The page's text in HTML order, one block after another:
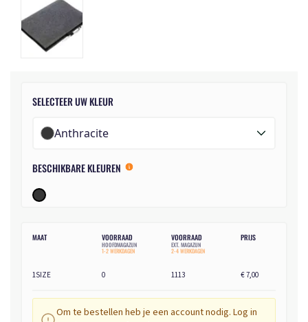
SELECTEER UW KLEUR
Anthracite
BESCHIKBARE KLEUREN
MAAT VOORRAAD
HOOFDMAGAZIJN
1-2 WERKDAGEN
VOORRAAD
EXT. MAGAZIJN
2-4 WERKDAGEN
PRIJS
1SIZE 0 1113 € 7,00
Om te bestellen heb je een account nodig. Log in